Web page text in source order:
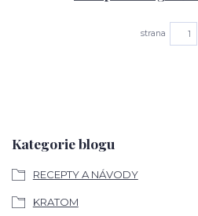
Kategorie blogu
RECEPTY A NÁVODY
KRATOM
strana